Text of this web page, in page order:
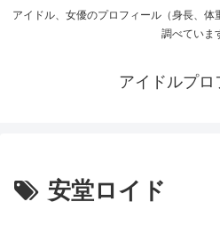
アイドル、女優のプロフィール（身長、
調べていま
アイドルプロ
安堂ロイド